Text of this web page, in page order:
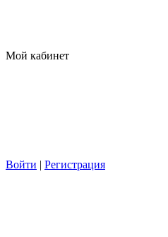
Мой кабинет
Войти | Регистрация